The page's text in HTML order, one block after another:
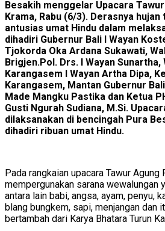
Besakih menggelar Upacara
Krama, Rabu (6/3). Derasnya
antusias umat Hindu dalam
dihadiri Gubernur Bali I Wayan
Tjokorda Oka Ardana Sukawati,
Brigjen.Pol. Drs. I Wayan Sunartha,
Karangasem I Wayan Artha Dipa,
Karangasem, Mantan Gubernur
Made Mangku Pastika dan Ketua
Gusti Ngurah Sudiana, M.Si.
dilaksanakan di bencingah Pura
dihadiri ribuan umat Hindu.
Pada rangkaian upacara Tawur Agung
mempergunakan sarana wewalungan
antara lain babi, angsa, ayam, penyu,
blang bungkem, sapi, menjangan dan
bertambah dari Karya Bhatara Turun